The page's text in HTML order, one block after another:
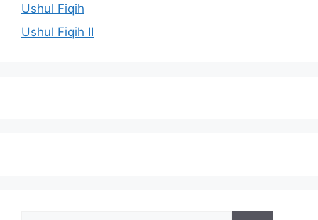
Ushul Fiqih
Ushul Fiqih II